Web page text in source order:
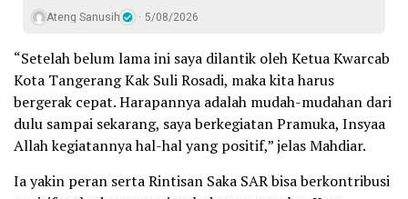
Ateng Sanusih 5/08/2026
“Setelah belum lama ini saya dilantik oleh Ketua Kwarcab
Kota Tangerang Kak Suli Rosadi, maka kita harus
bergerak cepat. Harapannya adalah mudah-mudahan dari
dulu sampai sekarang, saya berkegiatan Pramuka, Insyaa
Allah kegiatannya hal-hal yang positif,” jelas Mahdiar.
Ia yakin peran serta Rintisan Saka SAR bisa berkontribusi